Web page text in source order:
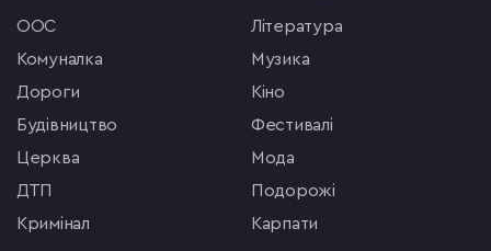
ООС
комуналка
Дороги
будівництво
церква
ДТП
кримінал
література
музика
кіно
фестивалі
мода
подорожі
Карпати